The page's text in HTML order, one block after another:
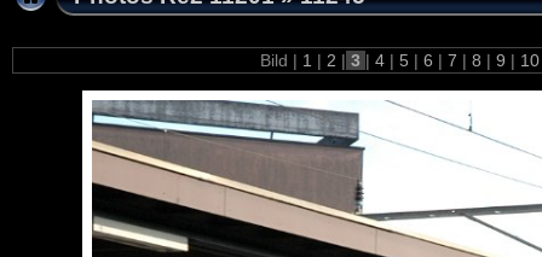
Bild | 1 | 2 | 3 | 4 | 5 | 6 | 7 | 8 | 9 |